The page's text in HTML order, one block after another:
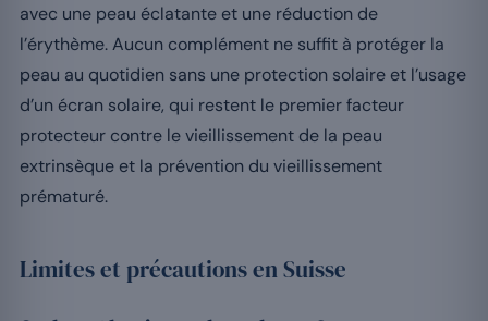
avec une peau éclatante et une réduction de
l’érythème. Aucun complément ne suffit à protéger la
peau au quotidien sans une protection solaire et l’usage
d’un écran solaire, qui restent le premier facteur
protecteur contre le vieillissement de la peau
extrinsèque et la prévention du vieillissement
prématuré.
Limites et précautions en Suisse